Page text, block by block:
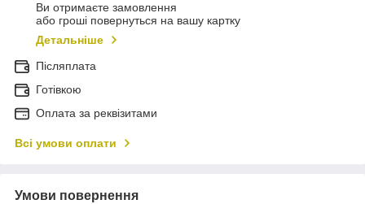
Ви отримаєте замовлення
або гроші повернуться на вашу картку
Детальніше
Післяплата
Готівкою
Оплата за реквізитами
Всі умови оплати
Умови повернення